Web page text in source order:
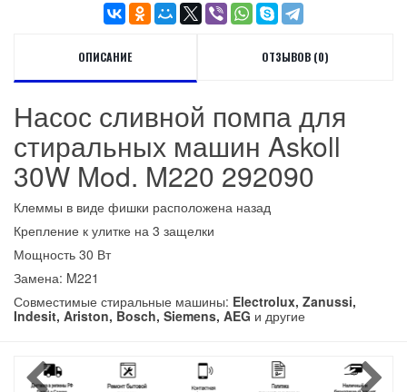
ОПИСАНИЕ ОТЗЫВОВ (0)
Насос сливной помпа для
стиральных машин Askoll
30W Mod. M220 292090
Клеммы в виде фишки расположена назад
Крепление к улитке на 3 защелки
Мощность 30 Вт
Замена: M221
Совместимые стиральные машины: Electrolux, Zanussi,
Indesit, Ariston, Bosch, Siemens, AEG и другие